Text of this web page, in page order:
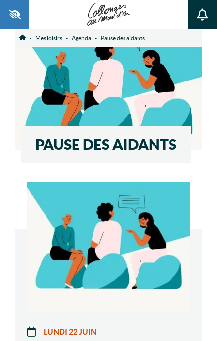
Mes loisirs Agenda Pause des aidants
PAUSE DES AIDANTS
LUNDI 22 JUIN
Ouvrir la barre d’outils